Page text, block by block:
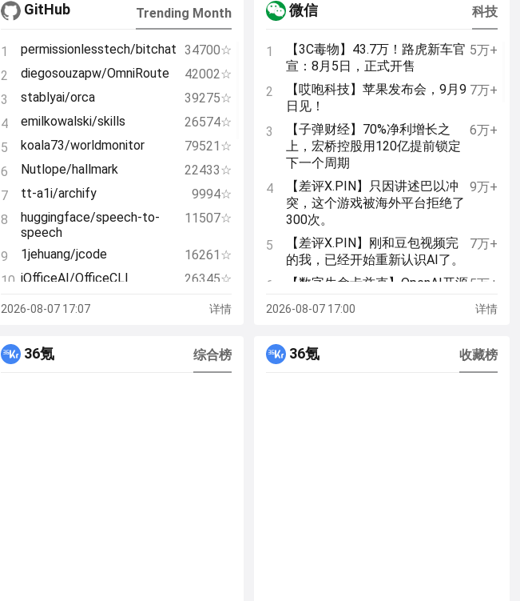
9
简单有效的 E-cise，如何让我摆脱体
10
社区速递 151 | 派友的六月好物盘
点、携程被重罚热议和 tomtoc 城市
穿行背包
从《奥德赛》观影聊聊 IMAX 影院的
分类
在流媒体时代，搭建一个专属于自己
的「音乐探索系统」
13
派评 | 近期值得关注的 App
手冲咖啡指北：天太热了，来做一杯
不寡淡的冰手冲吧
15
本周看什么 | 最近值得一看的 13 部作
品
了啥？
度管理的方法与实践
社区速递 150｜派友热议磁吸配件、
GitHub Trending Month
1 permissionlesstech/bitchat 34700☆
2
diegosouzapw/OmniRoute
42002☆
3
stablyai/orca
39275☆
4
emilkowalski/skills
26574☆
5
koala73/worldmonitor
79521☆
6
Nutlope/hallmark
22433☆
7
tt-a1i/archify
9994☆
8
huggingface/speech-to-
speech
11507☆
9 1jehuang/jcode
16261☆
10 iOfficeAI/OfficeCLI
26345☆
11 wonderwhy-
er/DesktopCommanderMCP
9240☆
12
13
Shubhamsaboo/awesome-
131202☆
2026-08-07 17:07 详情
微信 科技
1
【3C毒物】43.7万！路虎新车官
宣：8月5日，正式开售
5万+
2
【哎咆科技】苹果发布会，9月9
日见！
7万+
3
【子弹财经】70%净利增长之
上，宏桥控股用120亿提前锁定
下一个周期
6万+
4
【差评X.PIN】只因讲述巴以冲
突，这个游戏被海外平台拒绝了
300次。
9万+
5
【差评X.PIN】刚和豆包视频完
的我，已经开始重新认识AI了。
7万+
6
【数字生命卡兹克】OpenAI开源
Coding的人都必装的神器。
5万+
7
鉴
2026-08-07 17:00 详情
36氪 综合榜 36氪 收藏榜